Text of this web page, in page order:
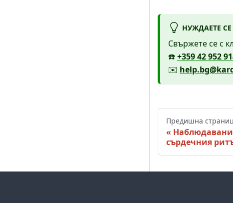
НУЖДАЕТЕ
Свържете се с
☎️+359 42 952
✉️
Предишна
сърдечния